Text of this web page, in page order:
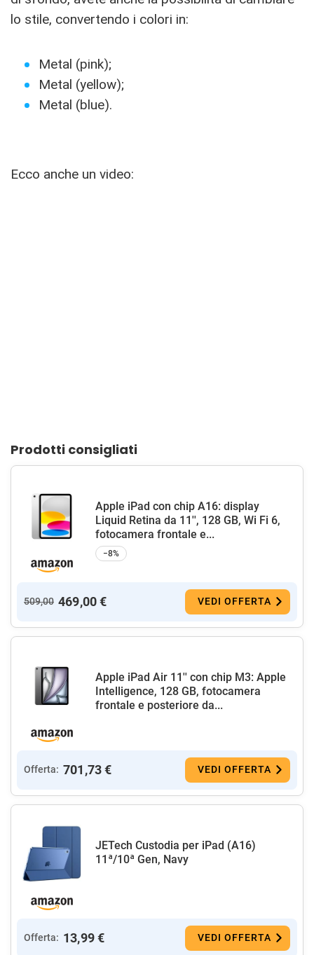
lo stile, convertendo i colori in:
Metal (pink);
Metal (yellow);
Metal (blue).
Ecco anche un video:
Prodotti consigliati
Apple iPad con chip A16: display
Liquid Retina da 11'', 128 GB, Wi Fi 6,
fotocamera frontale e...
−8%
509,00 469,00 € VEDI OFFERTA
Apple iPad Air 11'' con chip M3: Apple
Intelligence, 128 GB, fotocamera
frontale e posteriore da...
Offerta: 701,73 € VEDI OFFERTA
JETech Custodia per iPad (A16)
11ª/10ª Gen, Navy
Offerta: 13,99 € VEDI OFFERTA